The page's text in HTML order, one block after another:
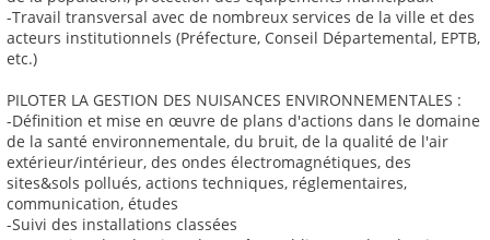
-Travail transversal avec de nombreux services de la ville et des
acteurs institutionnels (Préfecture, Conseil Départemental, EPTB,
etc.)
PILOTER LA GESTION DES NUISANCES ENVIRONNEMENTALES :
-Définition et mise en œuvre de plans d'actions dans le domaine
de la santé environnementale, du bruit, de la qualité de l'air
extérieur/intérieur, des ondes électromagnétiques, des
sites&sols pollués, actions techniques, réglementaires,
communication, études
-Suivi des installations classées